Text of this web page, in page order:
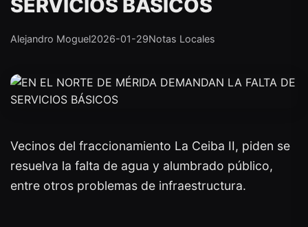
SERVICIOS BÁSICOS
Alejandro Moguel2026-01-29Notas Locales
Vecinos del fraccionamiento La Ceiba II, piden se
resuelva la falta de agua y alumbrado público,
entre otros problemas de infraestructura.